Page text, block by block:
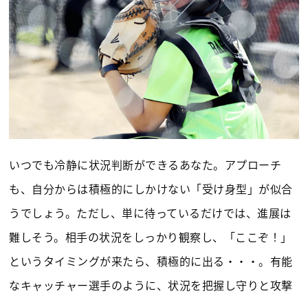
いつでも冷静に状況判断ができるあなた。アプローチ
も、自分からは積極的にしかけない「受け身型」が似合
うでしょう。ただし、単に待っているだけでは、進展は
難しそう。相手の状況をしっかり観察し、「ここぞ！」
というタイミングが来たら、積極的に出る・・・。有能
なキャッチャー選手のように、状況を把握し守りと攻撃